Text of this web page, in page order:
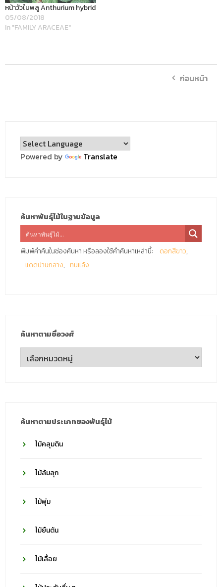
หน้าวัวใบพลู Anthurium hybrid
05/08/2018
In "FAMILY ARACEAE"
ก่อนหน้า
Powered by Translate
ค้นหาพันธุ์ไม้ในฐานข้อมูล
พิมพ์คำค้นในช่องค้นหา หรือลองใช้คำค้นหาเหล่านี้:
ดอกสีขาว
แดดปานกลาง
ทนแล้ง
ค้นหาตามชื่อวงศ์
ค้นหา
ตาม
ค้นหาตามประเภทของพันธุ์ไม้
ไม้คลุมดิน
ไม้ล้มลุก
ไม้พุ่ม
ไม้ยืนต้น
ไม้เลื้อย